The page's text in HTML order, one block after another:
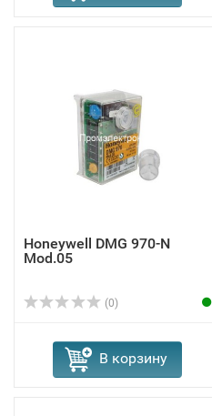
Honeywell DMG 970-N
Mod.05
(0)
В корзину